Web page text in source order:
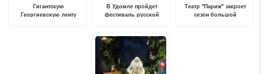
Гигантскую
Георгиевскую ленту
В Удомле пройдет
фестиваль русской
Театр "Париж" закроет
сезон большой